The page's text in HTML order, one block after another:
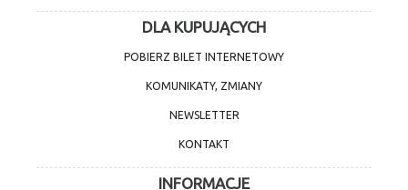
DLA KUPUJĄCYCH
POBIERZ BILET INTERNETOWY
KOMUNIKATY, ZMIANY
NEWSLETTER
KONTAKT
INFORMACJE